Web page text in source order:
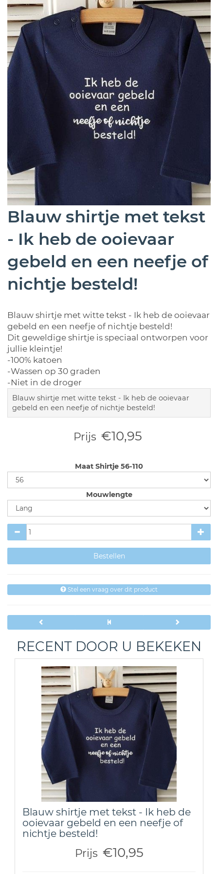
Blauw shirtje met tekst
- Ik heb de ooievaar
gebeld en een neefje of
nichtje besteld!
Blauw shirtje met witte tekst - Ik heb de ooievaar
gebeld en een neefje of nichtje besteld!
Dit geweldige shirtje is speciaal ontworpen voor
jullie kleintje!
-100% katoen
-Wassen op 30 graden
-Niet in de droger
Blauw shirtje met witte tekst - Ik heb de ooievaar
gebeld en een neefje of nichtje besteld!
Prijs €10,95
Maat Shirtje 56-110
Mouwlengte
Stel een vraag over dit product
RECENT DOOR U BEKEKEN
Blauw shirtje met tekst - Ik heb de
ooievaar gebeld en een neefje of
nichtje besteld!
Prijs €10,95